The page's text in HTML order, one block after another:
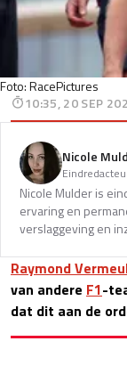
Foto: RacePictures
10:35, 20 SEP
Nicole
Nicole Mulder is
ervaring en
verslaggeving en
Raymond
van andere F1-
dat dit aan de